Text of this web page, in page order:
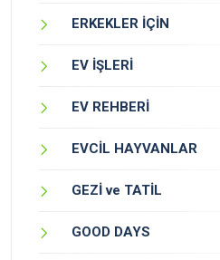
ERKEKLER İÇİN
EV İŞLERİ
EV REHBERİ
EVCİL HAYVANLAR
GEZİ ve TATİL
GOOD DAYS